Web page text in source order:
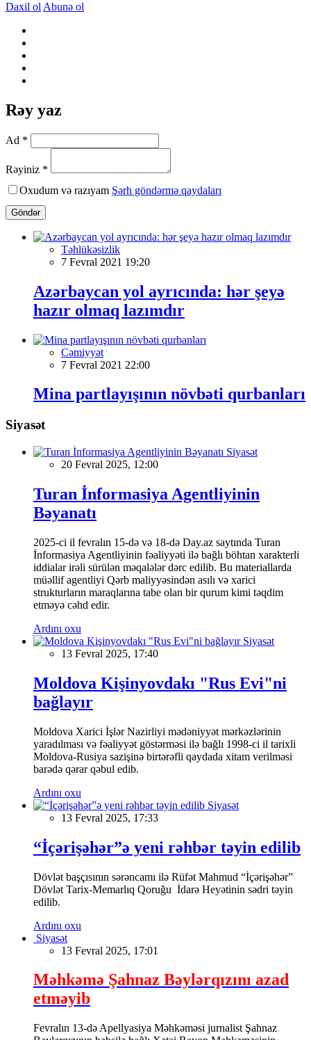
Daxil ol Abunə ol
Rəy yaz
Ad *
Rəyiniz *
Oxudum və razıyam Şərh göndərmə qaydaları
Göndər
Təhlükəsizlik
7 Fevral 2021 19:20
Azərbaycan yol ayrıcında: hər şeyə
hazır olmaq lazımdır
Cəmiyyət
7 Fevral 2021 22:00
Mina partlayışının növbəti qurbanları
Siyasət
Siyasət
20 Fevral 2025, 12:00
Turan İnformasiya Agentliyinin
Bəyanatı
2025-ci il fevralın 15-də və 18-də Day.az saytında Turan
İnformasiya Agentliyinin fəaliyyəti ilə bağlı böhtan xarakterli
iddialar irəli sürülən məqalələr dərc edilib. Bu materiallarda
müəllif agentliyi Qərb maliyyəsindən asılı və xarici
strukturların maraqlarına tabe olan bir qurum kimi təqdim
etməyə cəhd edir.
Ardını oxu
Siyasət
13 Fevral 2025, 17:40
Moldova Kişinyovdakı "Rus Evi"ni
bağlayır
Moldova Xarici İşlər Nazirliyi mədəniyyət mərkəzlərinin
yaradılması və fəaliyyət göstərməsi ilə bağlı 1998-ci il tarixli
Moldova-Rusiya sazişinə birtərəfli qaydada xitam verilməsi
barədə qərar qəbul edib.
Ardını oxu
Siyasət
13 Fevral 2025, 17:33
“İçərişəhər”ə yeni rəhbər təyin edilib
Dövlət başçısının sərəncamı ilə Rüfət Mahmud “İçərişəhər”
Dövlət Tarix-Memarlıq Qoruğu İdarə Heyətinin sədri təyin
edilib.
Ardını oxu
Siyasət
13 Fevral 2025, 17:01
Məhkəmə Şahnaz Bəylərqızını azad
etməyib
Fevralın 13-də Apellyasiya Məhkəməsi jurnalist Şahnaz